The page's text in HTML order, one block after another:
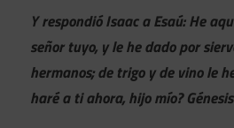
Y respondió Isaac a Esaú: He
señor tuyo, y le he dado por
hermanos; de trigo y de vino le
haré a ti ahora, hijo mío?